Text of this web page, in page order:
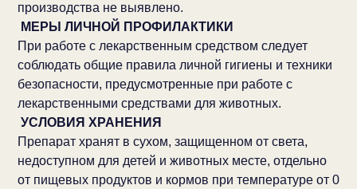
производства не выявлено.
МЕРЫ ЛИЧНОЙ ПРОФИЛАКТИКИ
При работе с лекарственным средством следует
соблюдать общие правила личной гигиены и техники
безопасности, предусмотренные при работе с
лекарственными средствами для животных.
УСЛОВИЯ ХРАНЕНИЯ
Препарат хранят в сухом, защищенном от света,
недоступном для детей и животных месте, отдельно
от пищевых продуктов и кормов при температуре от 0